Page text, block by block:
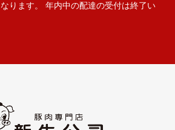
ります。 年内中の配達の受付は終了い